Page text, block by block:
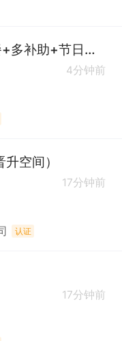
开孔/钢化技工（五险+工作餐+多补助+节日福利）
4分钟前
空间）
17分钟前
认证
17分钟前